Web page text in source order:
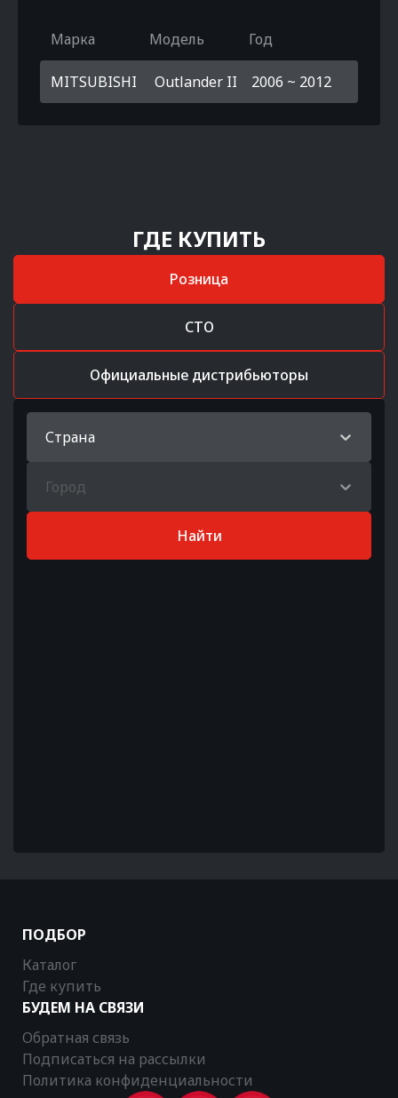
Марка Модель Год
MITSUBISHI Outlander II 2006 ~ 2012
ГДЕ КУПИТЬ
Розница
СТО
Официальные дистрибьюторы
Страна
Город
Найти
ПОДБОР
Каталог
Где купить
БУДЕМ НА СВЯЗИ
Обратная связь
Подписаться на рассылки
Политика конфиденциальности